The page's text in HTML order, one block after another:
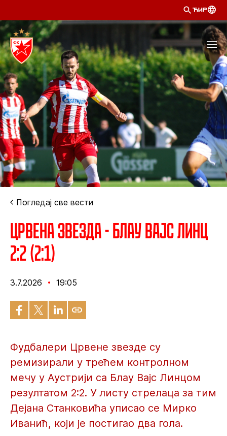
ЋИР
Погледај све вести
Црвена звезда - Блау Вајс Линц
2:2 (2:1)
3.7.2026 19:05
Фудбалери Црвене звезде су
ремизирали у трећем контролном
мечу у Аустрији са Блау Вајс Линцом
резултатом 2:2. У листу стрелаца за тим
Дејана Станковића уписао се Мирко
Иванић, који је постигао два гола.